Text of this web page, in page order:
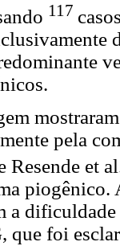
117
pela
Resende et
piogênico.
a
que foi